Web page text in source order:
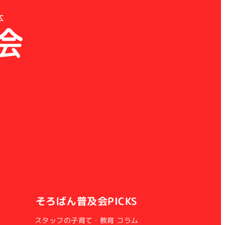
そろばん普及会PICKS
スタッフの子育て・教育 コラム